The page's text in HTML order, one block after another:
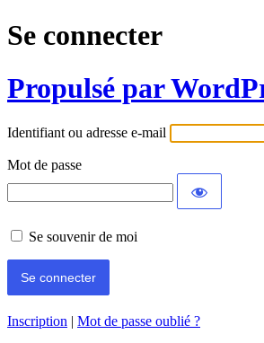
Se connecter
Propulsé par
Identifiant ou adresse e-mail
Mot de passe
Se souvenir de moi
Inscription | Mot de passe oublié ?